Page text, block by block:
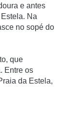
e antes
Na
no sopé do
que
Entre os
da Estela,